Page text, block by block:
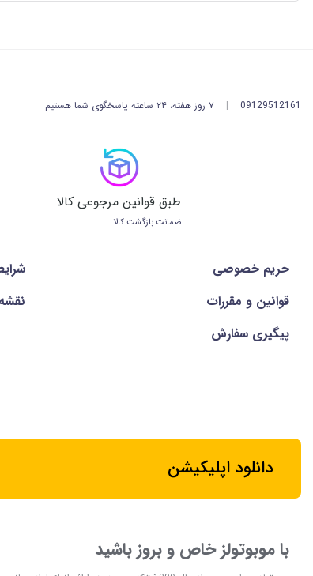
09129512161
| ۷ روز هفته، ۲۴ ساعته پاسخگوی شما هستیم
طبق قوانین مرجوعی کالا
ضمانت بازگشت کالا
حریم خصوصی
قوانین و مقررات
پیگیری سفارش
دانلود اپلیکیشن
با موبوتولز خاص و بروز باشید